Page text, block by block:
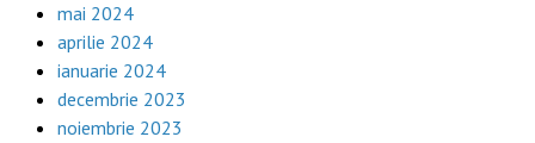
mai 2024
aprilie 2024
ianuarie 2024
decembrie 2023
noiembrie 2023